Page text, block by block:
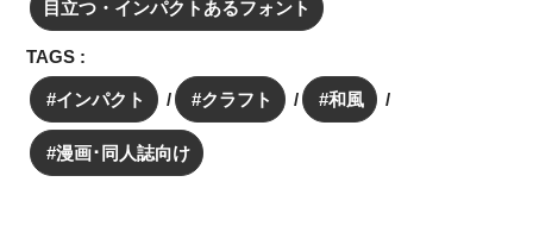
目立つ・インパクトあるフォント
TAGS :
インパクト クラフト 和風
漫画･同人誌向け